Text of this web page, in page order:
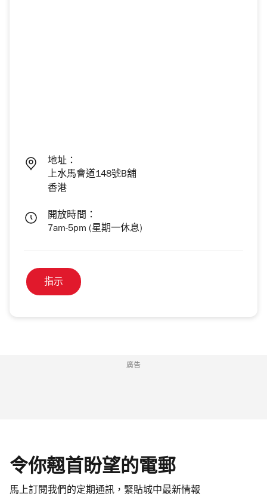
地址：
上水馬會道148號B舖
香港
開放時間：
7am-5pm (星期一休息)
指示
廣告
令你翹首盼望的電郵
馬上訂閱我們的定期通訊，緊貼城中最新情報